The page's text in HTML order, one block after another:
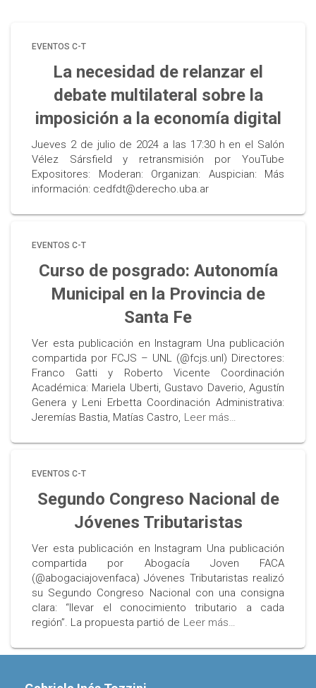
EVENTOS C-T
La necesidad de relanzar el
debate multilateral sobre la
imposición a la economía digital
Jueves 2 de julio de 2024 a las 17:30 h en el Salón
Vélez Sársfield y retransmisión por YouTube
Expositores: Moderan: Organizan: Auspician: Más
información: cedfdt@derecho.uba.ar
EVENTOS C-T
Curso de posgrado: Autonomía
Municipal en la Provincia de
Santa Fe
Ver esta publicación en Instagram Una publicación
compartida por FCJS – UNL (@fcjs.unl) Directores:
Franco Gatti y Roberto Vicente Coordinación
Académica: Mariela Uberti, Gustavo Daverio, Agustín
Genera y Leni Erbetta Coordinación Administrativa:
Jeremías Bastia, Matías Castro, Leer más…
EVENTOS C-T
Segundo Congreso Nacional de
Jóvenes Tributaristas
Ver esta publicación en Instagram Una publicación
compartida por Abogacía Joven FACA
(@abogaciajovenfaca) Jóvenes Tributaristas realizó
su Segundo Congreso Nacional con una consigna
clara: “llevar el conocimiento tributario a cada
región”. La propuesta partió de Leer más…